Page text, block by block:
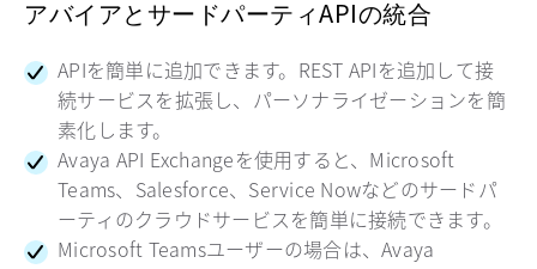
アバイアとサードパーティAPIの統合
APIを簡単に追加できます。REST APIを追加して接
続サービスを拡張し、パーソナライゼーションを簡
素化します。
Avaya API Exchangeを使用すると、Microsoft
Teams、Salesforce、Service Nowなどのサードパ
ーティのクラウドサービスを簡単に接続できます。
Microsoft Teamsユーザーの場合は、Avaya